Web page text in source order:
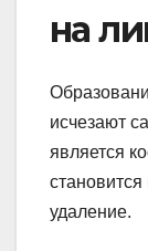
на
исчезают
является
удаление.